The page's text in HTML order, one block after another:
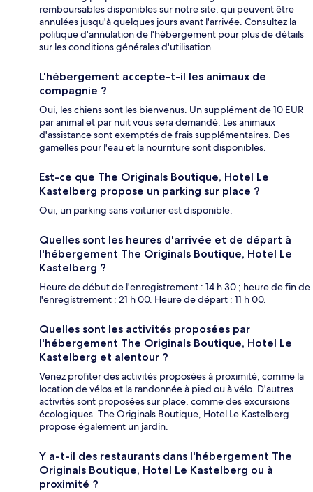
remboursables disponibles sur notre site, qui peuvent être
annulées jusqu'à quelques jours avant l'arrivée. Consultez la
politique d'annulation de l'hébergement pour plus de détails
sur les conditions générales d'utilisation.
L'hébergement accepte-t-il les animaux de
compagnie ?
Oui, les chiens sont les bienvenus. Un supplément de 10 EUR
par animal et par nuit vous sera demandé. Les animaux
d'assistance sont exemptés de frais supplémentaires. Des
gamelles pour l'eau et la nourriture sont disponibles.
Est-ce que The Originals Boutique, Hotel Le
Kastelberg propose un parking sur place ?
Oui, un parking sans voiturier est disponible.
Quelles sont les heures d'arrivée et de départ à
l'hébergement The Originals Boutique, Hotel Le
Kastelberg ?
Heure de début de l'enregistrement : 14 h 30 ; heure de fin de
l'enregistrement : 21 h 00. Heure de départ : 11 h 00.
Quelles sont les activités proposées par
l'hébergement The Originals Boutique, Hotel Le
Kastelberg et alentour ?
Venez profiter des activités proposées à proximité, comme la
location de vélos et la randonnée à pied ou à vélo. D'autres
activités sont proposées sur place, comme des excursions
écologiques. The Originals Boutique, Hotel Le Kastelberg
propose également un jardin.
Y a-t-il des restaurants dans l'hébergement The
Originals Boutique, Hotel Le Kastelberg ou à
proximité ?